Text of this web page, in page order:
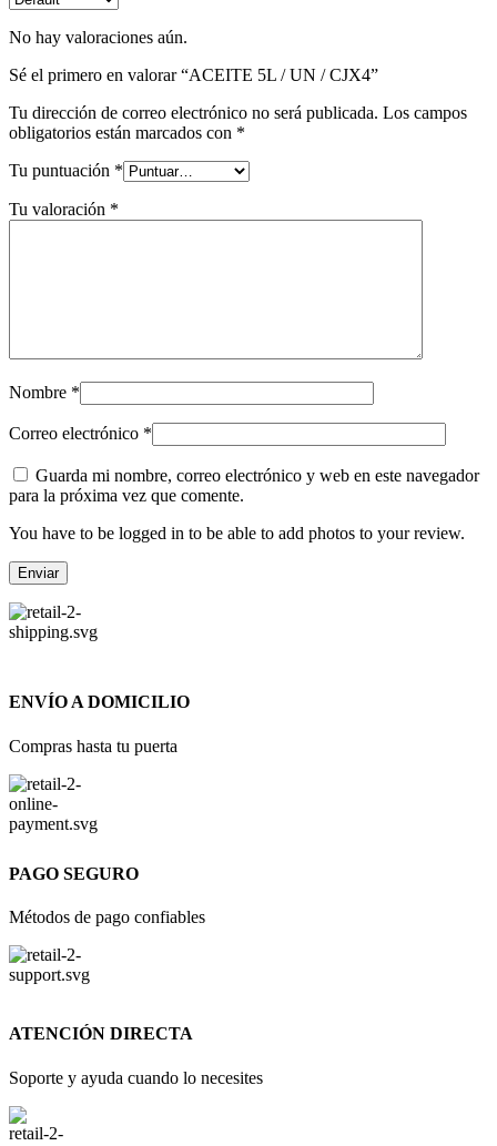
No hay valoraciones aún.
Sé el primero en valorar “ACEITE 5L / UN / CJX4”
Tu dirección de correo electrónico no será publicada. Los campos
obligatorios están marcados con *
Tu puntuación *
Tu valoración *
Nombre *
Correo electrónico *
Guarda mi nombre, correo electrónico y web en este navegador
para la próxima vez que comente.
You have to be logged in to be able to add photos to your review.
ENVÍO A DOMICILIO
Compras hasta tu puerta
PAGO SEGURO
Métodos de pago confiables
ATENCIÓN DIRECTA
Soporte y ayuda cuando lo necesites